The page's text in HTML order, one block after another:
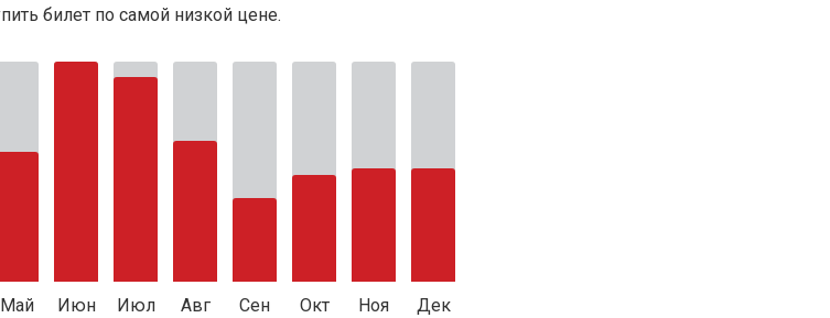
билет по самой низкой цене.
Май Июн Июл Авг Сен Окт Ноя Дек